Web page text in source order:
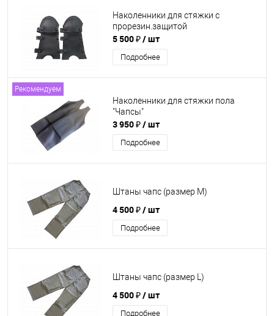
Наколенники для стяжки с
прорезин.защитой
5 500 ₽/ шт
Подробнее
Рекомендуем
Наколенники для стяжки пола
"Чапсы"
3 950 ₽/ шт
Подробнее
Штаны чапс (размер М)
4 500 ₽/ шт
Подробнее
Штаны чапс (размер L)
4 500 ₽/ шт
Подробнее